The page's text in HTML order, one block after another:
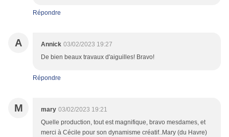
Répondre
A Annick 03/02/2023 19:27
De bien beaux travaux d'aiguilles! Bravo!
Répondre
M mary 03/02/2023 19:21
Quelle production, tout est magnifique, bravo mesdames, et
merci à Cécile pour son dynamisme créatif..Mary (du Havre)